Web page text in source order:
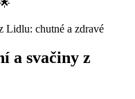
a⁤ svačiny z